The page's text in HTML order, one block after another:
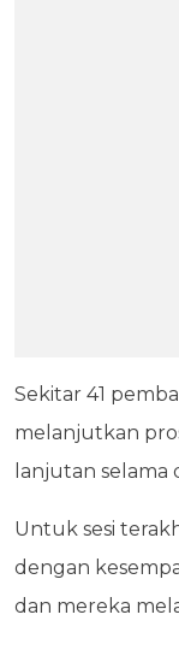
Sekitar 41
melanjutkan
lanjutan selama
Untuk sesi
dengan
dan mereka